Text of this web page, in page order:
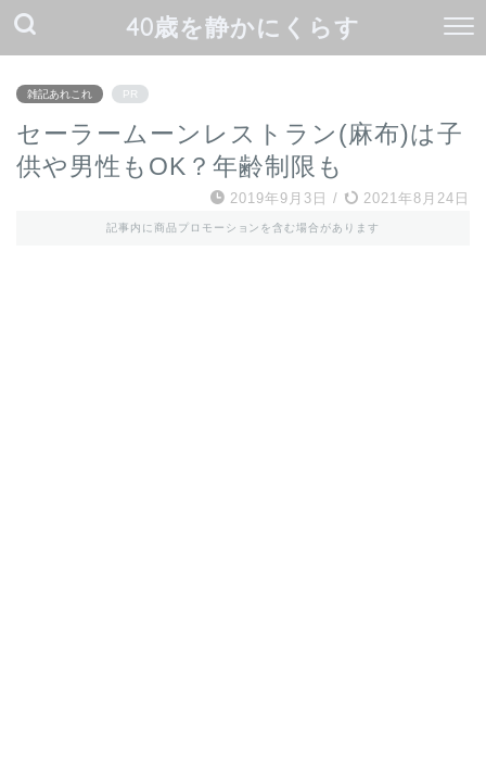
40歳を静かにくらす
雑記あれこれ PR
セーラームーンレストラン(麻布)は子
供や男性もOK？年齢制限も
2019年9月3日 / 2021年8月24日
記事内に商品プロモーションを含む場合があります